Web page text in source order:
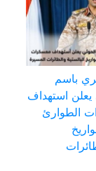
باسم
يعلن استهداف
الطوارئ